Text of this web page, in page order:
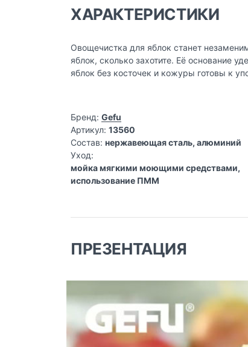
ХАРАКТЕРИСТИКИ
Овощечистка для яблок станет
яблок, сколько захотите. Её основание
яблок без косточек и кожуры готовы к
Бренд: Gefu
Артикул: 13560
Состав: нержавеющая сталь, алюминий
Уход:
мойка мягкими моющими средствами,
использование ПММ
ПРЕЗЕНТАЦИЯ